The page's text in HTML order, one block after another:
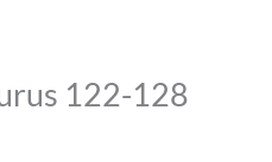
122-128